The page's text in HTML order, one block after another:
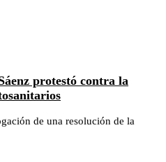
protestó contra la
de una resolución de la